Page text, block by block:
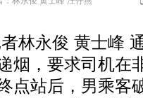
永俊 黄士峰
烟，要求司机在
点站后，男乘客